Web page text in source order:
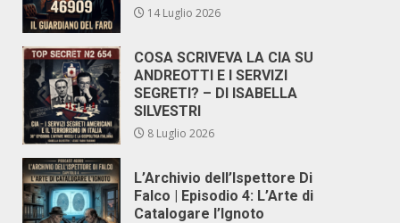
14 Luglio 2026
COSA SCRIVEVA LA CIA SU
ANDREOTTI E I SERVIZI
SEGRETI? – DI ISABELLA
SILVESTRI
8 Luglio 2026
L’Archivio dell’Ispettore Di
Falco | Episodio 4: L’Arte di
Catalogare l’Ignoto